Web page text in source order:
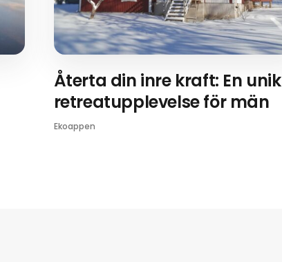
Återta din inre kraft: En unik
retreatupplevelse för män
Ekoappen